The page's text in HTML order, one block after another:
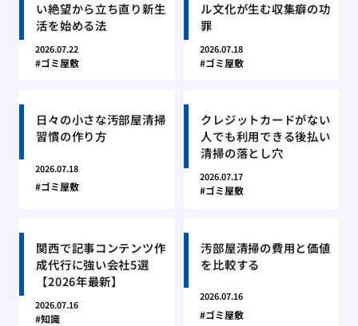
い絶望から立ち直り新生
活を始める法
2026.07.22
ゴミ屋敷
ル文化が生む収集癖の功
罪
2026.07.18
ゴミ屋敷
日々の小さな汚部屋清掃
習慣の作り方
2026.07.18
ゴミ屋敷
クレジットカードがない
人でも利用できる後払い
清掃の落とし穴
2026.07.17
ゴミ屋敷
関西で記事コンテンツ作
成代行に強い会社5選
【2026年最新】
2026.07.16
知識
汚部屋清掃の費用と価値
を比較する
2026.07.16
ゴミ屋敷